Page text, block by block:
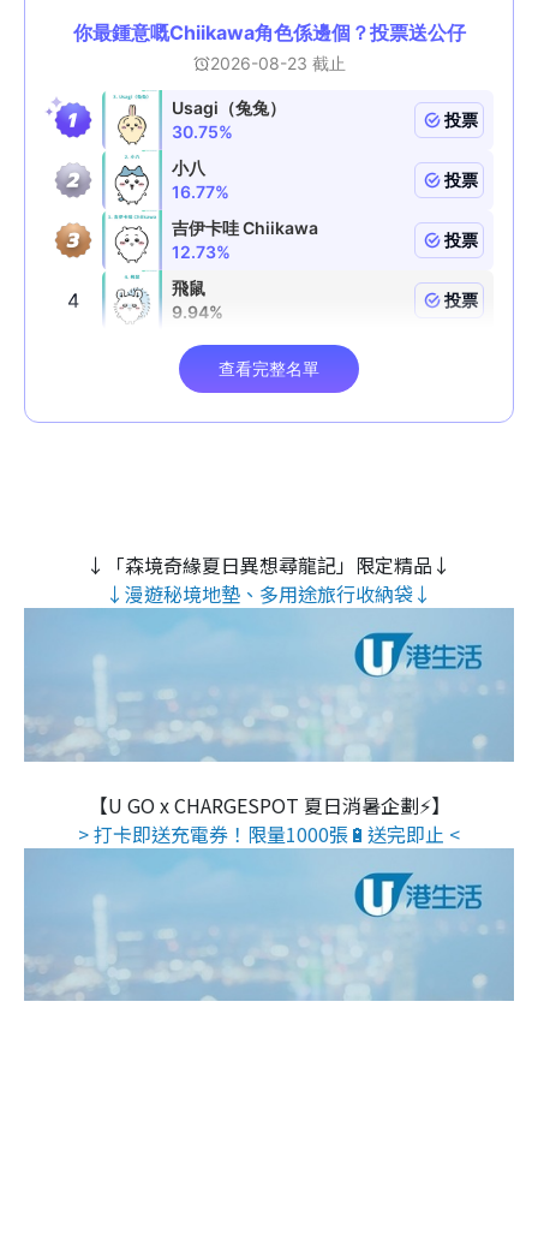
↓「森境奇緣夏日異想尋龍記」限定精品↓
↓漫遊秘境地墊、多用途旅行收納袋↓
【U GO x CHARGESPOT 夏日消暑企劃⚡】
> 打卡即送充電券！限量1000張🔋送完即止 <